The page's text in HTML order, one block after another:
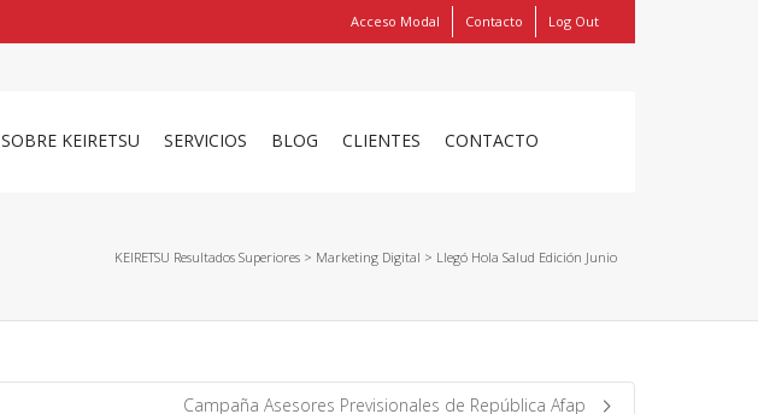
Acceso Modal Contacto Log Out
SOBRE KEIRETSU SERVICIOS BLOG CLIENTES CONTACTO
KEIRETSU Resultados Superiores > Marketing Digital > Llegó Hola Salud Edición Junio
Campaña Asesores Previsionales de República Afap